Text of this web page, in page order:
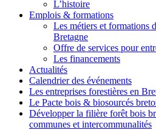
L’histoire
Emplois & formations
Les métiers et formations
Bretagne
Offre de services pour
Les financements
Actualités
Calendrier des événements
Les entreprises forestières en
Le Pacte bois & biosourcés
Développer la filière forêt bois
communes et intercommunalités